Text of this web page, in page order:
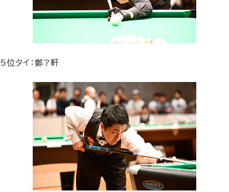
5位タイ：鄭?軒